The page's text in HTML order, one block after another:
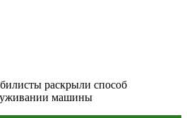
раскрыли способ
машины